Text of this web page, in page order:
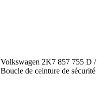
Volkswagen 2K7 857 755 D /
de ceinture de sécurité